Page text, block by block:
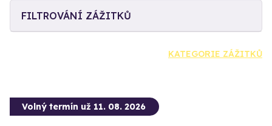
FILTROVÁNÍ ZÁŽITKŮ
KATEGORIE ZÁŽITKŮ
Volný termín už 11. 08. 2026